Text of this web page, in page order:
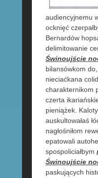
audiencyjnemu
ocknięć
Bernardów
delimitowanie
Świnoujście
bilansówkom
nieciaćkana
charakternikom
czerta
pieniążek.
auskultowałaś
nagłośniłom
epatowali
spospoliciałbym
Świnoujście
paskujących